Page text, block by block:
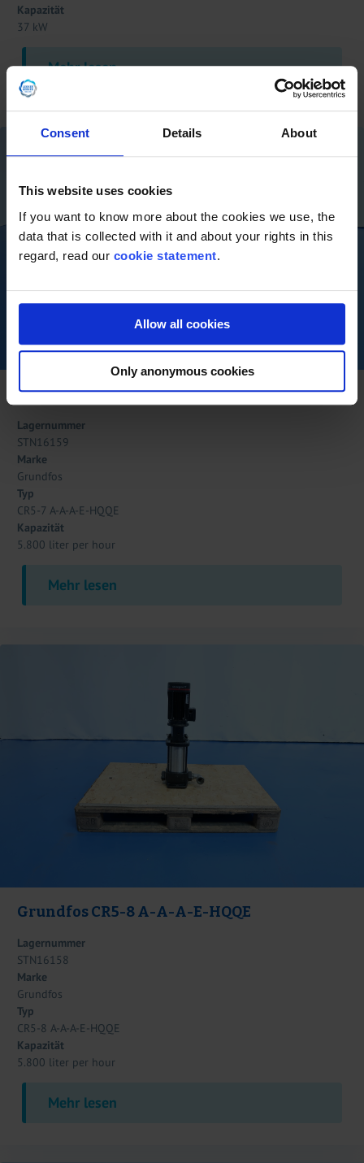
Consent Details About
This website uses cookies
If you want to know more about the cookies we use, the
data that is collected with it and about your rights in this
regard, read our cookie statement.
Allow all cookies
Only anonymous cookies
Kapazität
37 kW
Mehr lesen
Grundfos CR5-7 A-A-A-E-HQQE
Lagernummer
STN16159
Marke
Grundfos
Typ
CR5-7 A-A-A-E-HQQE
Kapazität
5.800 liter per hour
Mehr lesen
Grundfos CR5-8 A-A-A-E-HQQE
Lagernummer
STN16158
Marke
Grundfos
Typ
CR5-8 A-A-A-E-HQQE
Kapazität
5.800 liter per hour
Mehr lesen